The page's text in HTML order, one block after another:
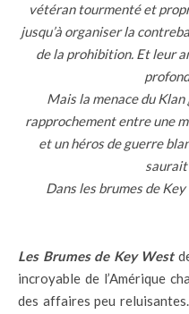
vétéran tourmenté et
jusqu’à organiser la
de la prohibition. Et leur
Mais la menace du
rapprochement entre une
et un héros de guerre
Dans les brumes de
Les Brumes de Key West
incroyable de l’Amérique
des affaires peu